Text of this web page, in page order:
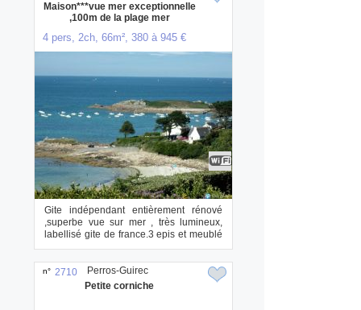
Maison***vue mer exceptionnelle
,100m de la plage mer
4 pers, 2ch, 66m², 380 à 945 €
Gite indépendant entièrement rénové
,superbe vue sur mer , très lumineux,
labellisé gite de france.3 epis et meublé
de t...
n° 2710
Petite corniche
Perros-Guirec